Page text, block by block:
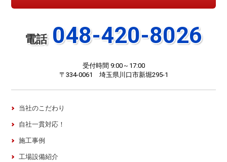
電話 048-420-8026
受付時間 9:00～17:00
〒334-0061 埼玉県川口市新堀295-1
当社のこだわり
自社一貫対応！
施工事例
工場設備紹介